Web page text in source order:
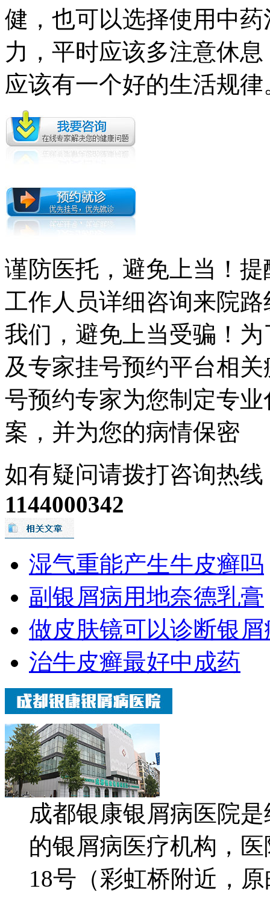
健，也可以选择使用中
力，平时应该多注意休
应该有一个好的生活规律
谨防医托，避免上当！
工作人员详细咨询来院
我们，避免上当受骗！
及专家挂号预约平台相
号预约专家为您制定专
案，并为您的病情保密
如有疑问请拨打咨询热线
1144000342
湿气重能产生牛皮癣吗
副银屑病用地奈德乳膏
做皮肤镜可以诊断银屑
治牛皮癣最好中成药
成都银康银屑病医院
的银屑病医疗机构，
18号（彩虹桥附近，